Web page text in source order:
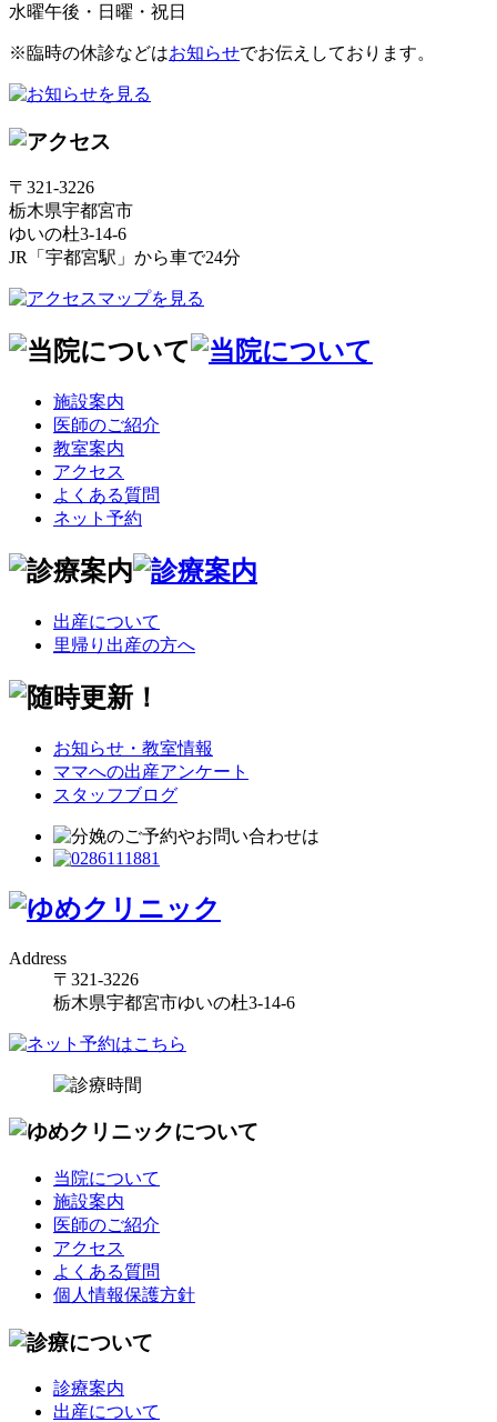
水曜午後・日曜・祝日
※臨時の休診などはお知らせでお伝えしております。
〒321-3226
栃木県宇都宮市
ゆいの杜3-14-6
JR「宇都宮駅」から車で24分
施設案内
医師のご紹介
教室案内
アクセス
よくある質問
ネット予約
出産について
里帰り出産の方へ
お知らせ・教室情報
ママへの出産アンケート
スタッフブログ
Address
〒321-3226
栃木県宇都宮市ゆいの杜3-14-6
当院について
施設案内
医師のご紹介
アクセス
よくある質問
個人情報保護方針
診療案内
出産について